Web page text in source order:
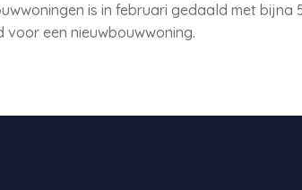
is in februari gedaald met
voor een nieuwbouwwoning.